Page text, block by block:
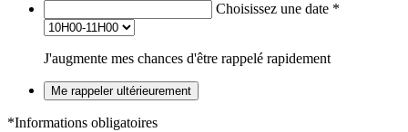
Choisissez une date *
J'augmente mes chances d'être rappelé rapidement
Me rappeler ultérieurement
*Informations obligatoires